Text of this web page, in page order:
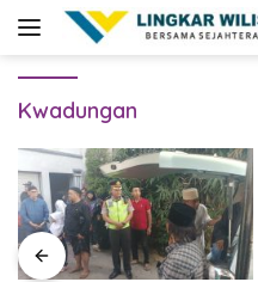
Kwadungan